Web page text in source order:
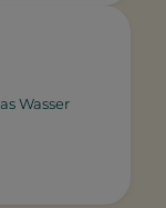
Wasser